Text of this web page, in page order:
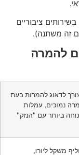
ציבוריים
זה משתנה).
להמרה
לדאוג להמרות בעת
נמוכים, עמלות
ביותר עם "הנזק"
משקל ליורו,